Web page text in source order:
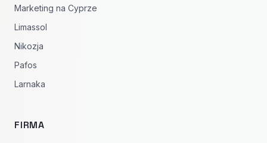
Marketing na Cyprze
Limassol
Nikozja
Pafos
Larnaka
FIRMA